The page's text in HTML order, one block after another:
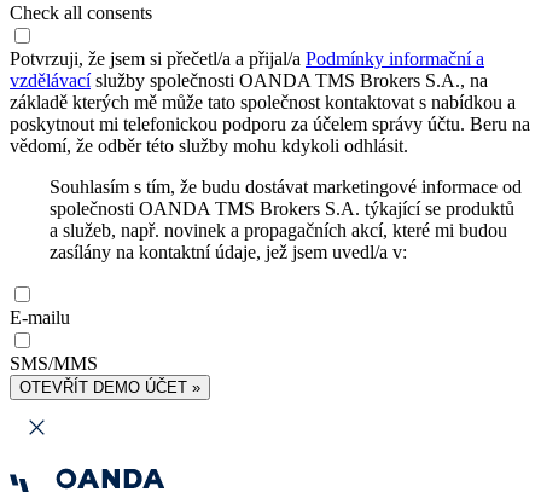
Check all consents
Potvrzuji, že jsem si přečetl/a a přijal/a Podmínky informační a
vzdělávacíslužby společnosti OANDA TMS Brokers S.A., na
základě kterých mě může tato společnost kontaktovat s nabídkou a
poskytnout mi telefonickou podporu za účelem správy účtu. Beru na
vědomí, že odběr této služby mohu kdykoli odhlásit.
Souhlasím s tím, že budu dostávat marketingové informace od
společnosti OANDA TMS Brokers S.A. týkající se produktů
a služeb, např. novinek a propagačních akcí, které mi budou
zasílány na kontaktní údaje, jež jsem uvedl/a v:
E-mailu
SMS/MMS
OTEVŘÍT DEMO ÚČET »